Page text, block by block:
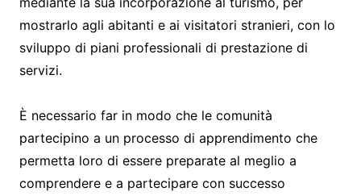
mostrarlo agli abitanti e ai visitatori stranieri, con lo
sviluppo di piani professionali di prestazione di
servizi.
È necessario far in modo che le comunità
partecipino a un processo di apprendimento che
permetta loro di essere preparate al meglio a
comprendere e a partecipare con successo